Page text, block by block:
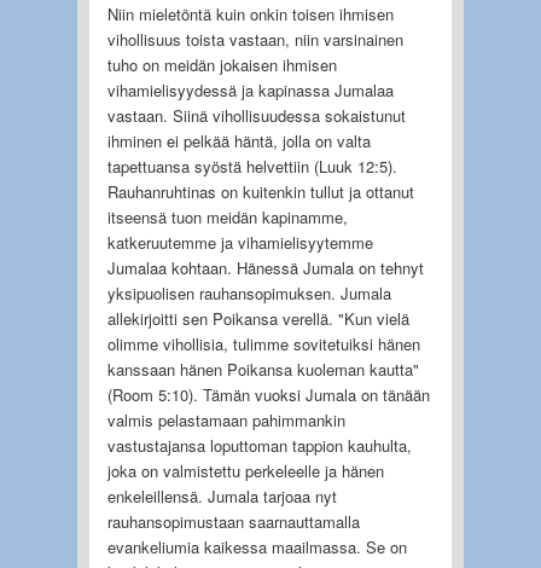
Niin mieletöntä kuin onkin toisen ihmisen
vihollisuus toista vastaan, niin varsinainen
tuho on meidän jokaisen ihmisen
vihamielisyydessä ja kapinassa Jumalaa
vastaan. Siinä vihollisuudessa sokaistunut
ihminen ei pelkää häntä, jolla on valta
tapettuansa syöstä helvettiin (Luuk 12:5).
Rauhanruhtinas on kuitenkin tullut ja ottanut
itseensä tuon meidän kapinamme,
katkeruutemme ja vihamielisyytemme
Jumalaa kohtaan. Hänessä Jumala on tehnyt
yksipuolisen rauhansopimuksen. Jumala
allekirjoitti sen Poikansa verellä. "Kun vielä
olimme vihollisia, tulimme sovitetuiksi hänen
kanssaan hänen Poikansa kuoleman kautta"
(Room 5:10). Tämän vuoksi Jumala on tänään
valmis pelastamaan pahimmankin
vastustajansa loputtoman tappion kauhulta,
joka on valmistettu perkeleelle ja hänen
enkeleillensä. Jumala tarjoaa nyt
rauhansopimustaan saarnauttamalla
evankeliumia kaikessa maailmassa. Se on